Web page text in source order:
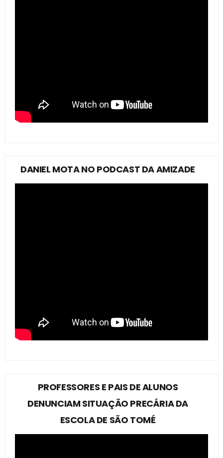
DANIEL MOTA NO PODCAST DA AMIZADE
PROFESSORES E PAIS DE ALUNOS
DENUNCIAM SITUAÇÃO PRECÁRIA DA
ESCOLA DE SÃO TOMÉ